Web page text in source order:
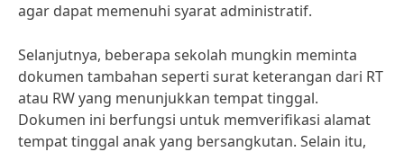
agar dapat memenuhi syarat administratif.
Selanjutnya, beberapa sekolah mungkin meminta
dokumen tambahan seperti surat keterangan dari RT
atau RW yang menunjukkan tempat tinggal.
Dokumen ini berfungsi untuk memverifikasi alamat
tempat tinggal anak yang bersangkutan. Selain itu,